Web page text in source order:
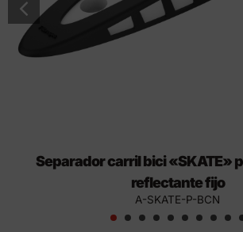
Separador carril bici «SKATE»
reflectante fijo
A-SKATE-P-BCN